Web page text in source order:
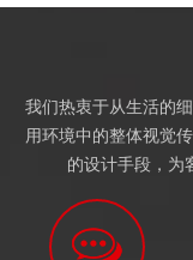
我们热衷于从生活的
用环境中的整体视觉
的设计手段，为